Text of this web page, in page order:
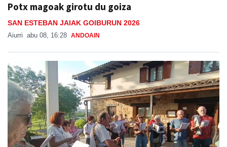
Potx magoak girotu du goiza
SAN ESTEBAN JAIAK GOIBURUN 2026
Aiurri abu 08, 16:28 ANDOAIN